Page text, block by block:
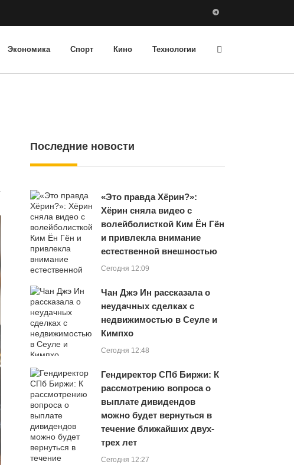
Экономика Спорт Кино Технологии
Последние новости
«Это правда Хёрин?»:
Хёрин сняла видео с
волейболисткой Ким Ён Гён
и привлекла внимание
естественной внешностью
Сегодня 12:09
Чан Джэ Ин рассказала о
неудачных сделках с
недвижимостью в Сеуле и
Кимпхо
Сегодня 12:48
Гендиректор СПб Биржи: К
рассмотрению вопроса о
выплате дивидендов
можно будет вернуться в
течение ближайших двух-
трех лет
Сегодня 12:27